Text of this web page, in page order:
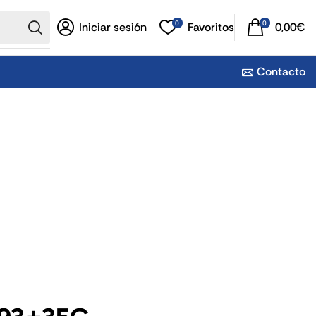
Iniciar sesión 0 Favoritos 0 0,00€
Contacto